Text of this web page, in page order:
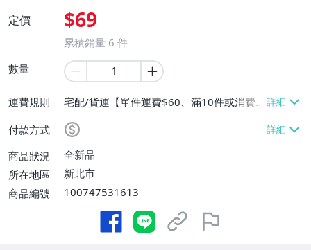
定價 $69
累積銷量 6 件
數量
運費規則
宅配/貨運【單件運費$60、滿10件或消費
滿$888免運費】、郵局掛號【單件運費$6
0、滿10件或消費滿$888免運費】
付款方式
商品狀況
全新品
所在地區
新北市
商品編號
100747531613